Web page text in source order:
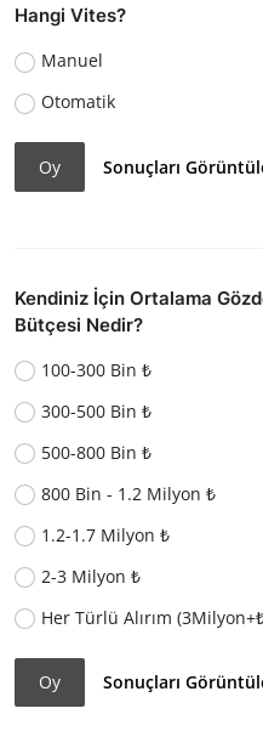
Hangi Vites?
Manuel
Otomatik
Oy Sonuçları
Kendiniz İçin Ortalama
Bütçesi Nedir?
100-300 Bin ₺
300-500 Bin ₺
500-800 Bin ₺
800 Bin - 1.2 Milyon ₺
1.2-1.7 Milyon ₺
2-3 Milyon ₺
Her Türlü Alırım
Oy Sonuçları